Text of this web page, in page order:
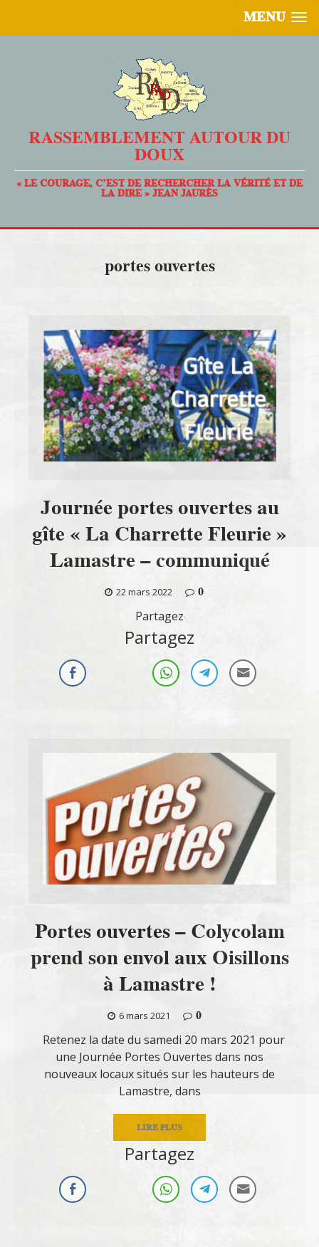
MENU
RASSEMBLEMENT AUTOUR DU
DOUX
« LE COURAGE, C’EST DE RECHERCHER LA VÉRITÉ ET DE
LA DIRE » JEAN JAURÈS
portes ouvertes
Journée portes ouvertes au
gîte « La Charrette Fleurie »
Lamastre – communiqué
22 mars 2022
0
Partagez
Partagez
Portes ouvertes – Colycolam
prend son envol aux Oisillons
à Lamastre !
6 mars 2021
0
Retenez la date du samedi 20 mars 2021 pour
une Journée Portes Ouvertes dans nos
nouveaux locaux situés sur les hauteurs de
Lamastre, dans
LIRE PLUS
Partagez